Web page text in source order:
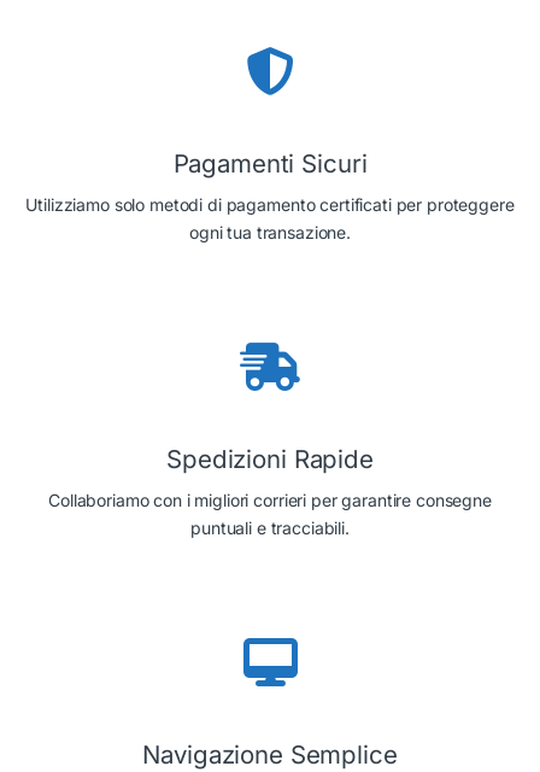
Pagamenti Sicuri
Utilizziamo solo metodi di pagamento certificati per proteggere
ogni tua transazione.
Spedizioni Rapide
Collaboriamo con i migliori corrieri per garantire consegne
puntuali e tracciabili.
Navigazione Semplice